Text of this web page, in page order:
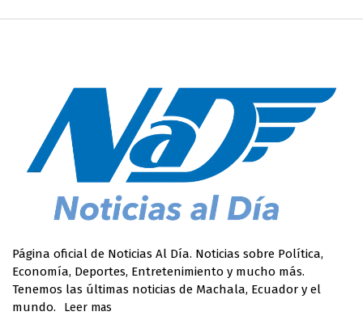
Página oficial de Noticias Al Día. Noticias sobre Política,
Economía, Deportes, Entretenimiento y mucho más.
Tenemos las últimas noticias de Machala, Ecuador y el
mundo.
Leer mas